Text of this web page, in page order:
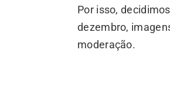
Por isso,
dezembro,
moderação.